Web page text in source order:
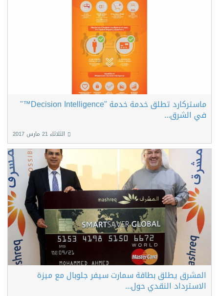
ماستركارد تطلق خدمة خدمة "Decision Intelligence™"
في الشرق...
الثلاثاء 21 مارس 2017
المشرق يطلق بطاقة سمارت سيفر جلوبال مع ميزة
الاسترداد النقدي حول...